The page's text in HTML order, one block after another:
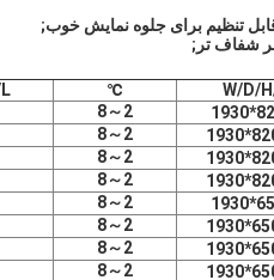
W/D/
℃
2～8
2～8
2～8
2～8
2～8
2～8
2～8
2～8